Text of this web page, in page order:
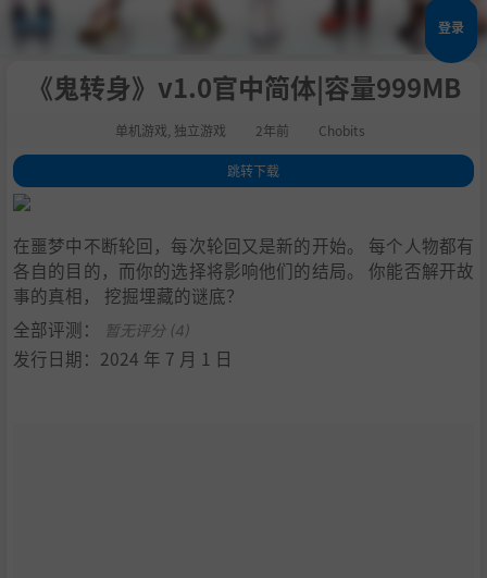
登录
《鬼转身》v1.0官中简体|容量999MB
单机游戏 独立游戏 2年前 Chobits
跳转下载
1
3.支持作者
4.学习
在噩梦中不断轮回，每次轮回又是新的开始。 每个人物都有
各自的目的，而你的选择将影响他们的结局。 你能否解开故
事的真相， 挖掘埋藏的谜底？
全部评测：
暂无评分 (4)
发行日期：2024 年 7 月 1 日